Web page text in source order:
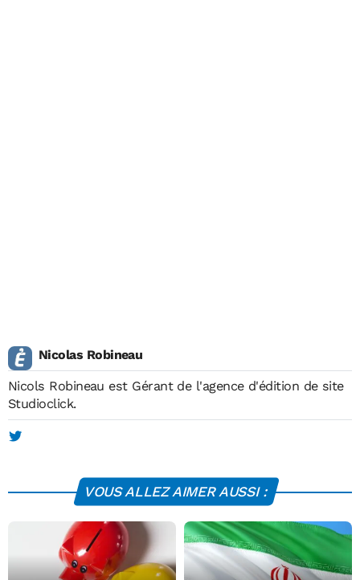
Nicolas Robineau
Nicols Robineau est Gérant de l'agence d'édition de site
Studioclick.
VOUS ALLEZ AIMER AUSSI :